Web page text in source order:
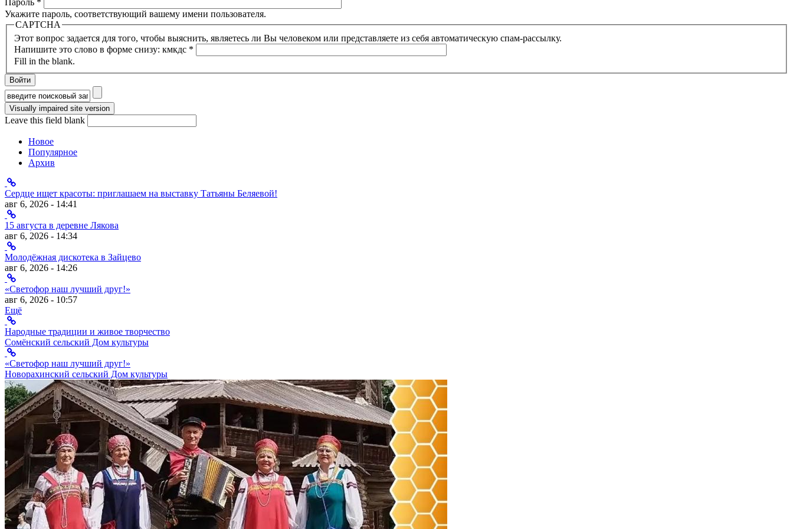
Укажите пароль, соответствующий вашему имени пользователя.
CAPTCHA
Этот вопрос задается для того, чтобы выяснить, являетесь ли Вы человеком или представляете из себя автоматическую спам-рассылку.
Напишите это слово в форме снизу: кмкдс *
Fill in the blank.
Форма поиска
Leave this field blank
Новое
Популярное
Архив
Сердце ищет красоты: приглашаем на выставку Татьяны Беляевой!
авг 6, 2026 - 14:41
15 августа в деревне Лякова
авг 6, 2026 - 14:34
Молодёжная дискотека в Зайцево
авг 6, 2026 - 14:26
«Светофор наш лучший друг!»
авг 6, 2026 - 10:57
Ещё
Народные традиции и живое творчество
Сомёнский сельский Дом культуры
«Светофор наш лучший друг!»
Новорахинский сельский Дом культуры